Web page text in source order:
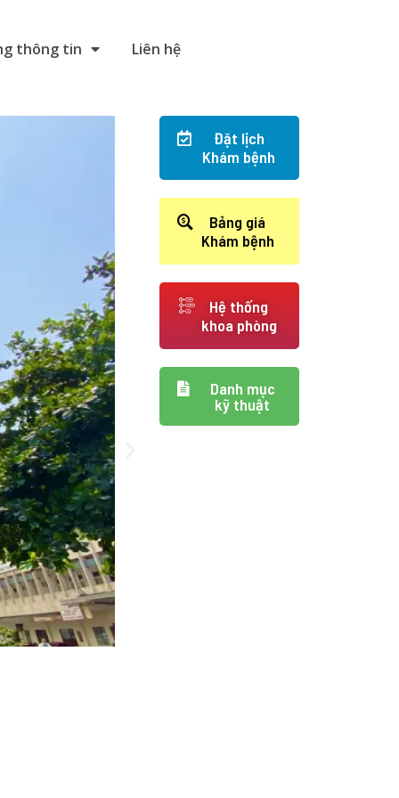
thông tin Liên hệ
Đặt lịch
Khám bệnh
Bảng giá
Khám bệnh
Hệ thống
khoa phòng
Danh mục
kỹ thuật